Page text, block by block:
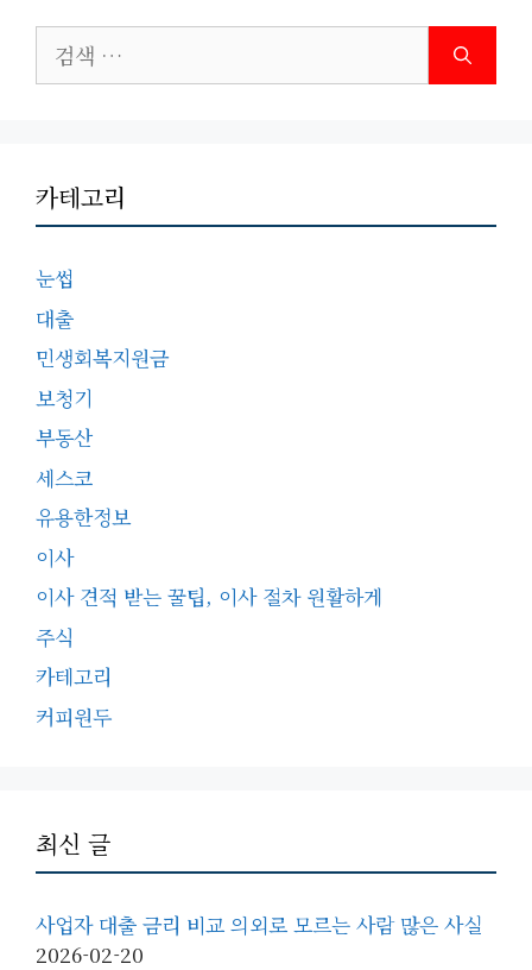
색:
카테고리
눈썹
대출
민생회복지원금
보청기
부동산
세스코
유용한정보
이사
이사 견적 받는 꿀팁, 이사 절차 원활하게
주식
카테고리
커피원두
최신 글
사업자 대출 금리 비교 의외로 모르는 사람 많은 사실
2026-02-20